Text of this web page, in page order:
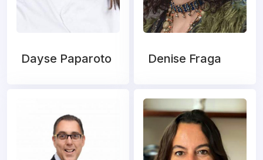
Dayse Paparoto Denise Fraga